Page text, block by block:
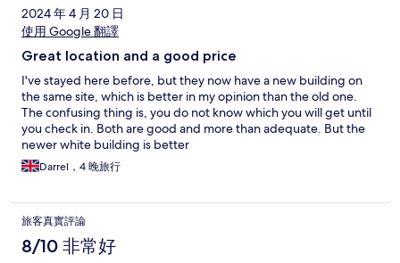
2024 年 4 月 20 日
使用 Google 翻譯
Great location and a good price
I've stayed here before, but they now have a new building on
the same site, which is better in my opinion than the old one.
The confusing thing is, you do not know which you will get until
you check in. Both are good and more than adequate. But the
newer white building is better
Darrel，4 晚旅行
旅客真實評論
8/10 非常好